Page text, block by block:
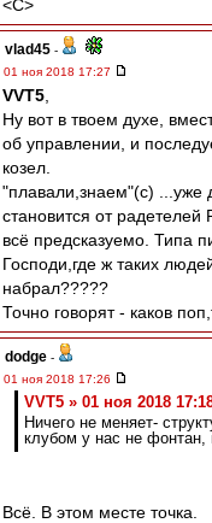
<C>
vlad45 -
01 ноя 2018 17:27
VVT5
Ну вот в твоем духе,
об управлении, и
козел.
"плавали,знаем"(с)
становится от
всё предсказуемо. Типа
Господи,где ж таких
набрал?????
Точно говорят - каков
dodge -
01 ноя 2018 17:26
VVT5 » 01 ноя 2018
Ничего не меняет-
клубом у нас не фонтан,
Всё. В этом месте точка.